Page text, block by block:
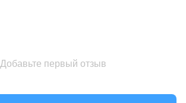
Добавьте первый отзыв